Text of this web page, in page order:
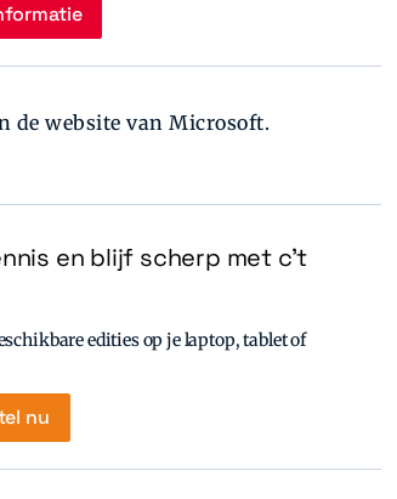
de website van Microsoft.
en blijf scherp met c’t
edities op je laptop, tablet of
nu